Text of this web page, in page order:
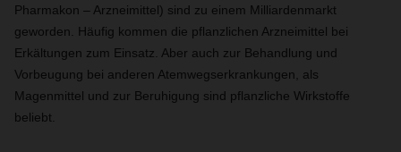
Pharmakon – Arzneimittel) sind zu einem Milliardenmarkt
geworden. Häufig kommen die pflanzlichen Arzneimittel bei
Erkältungen zum Einsatz. Aber auch zur Behandlung und
Vorbeugung bei anderen Atemwegserkrankungen, als
Magenmittel und zur Beruhigung sind pflanzliche Wirkstoffe
beliebt.